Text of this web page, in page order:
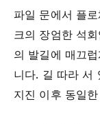
파일 문에서 플
크의 장엄한 석
의 발길에 매끄
니다. 길 따라 서
지진 이후 동일